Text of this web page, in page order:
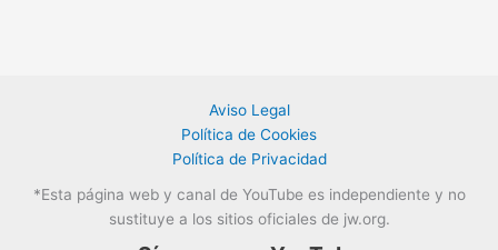
Aviso Legal
Política de Cookies
Política de Privacidad
*Esta página web y canal de YouTube es independiente y no
sustituye a los sitios oficiales de jw.org.